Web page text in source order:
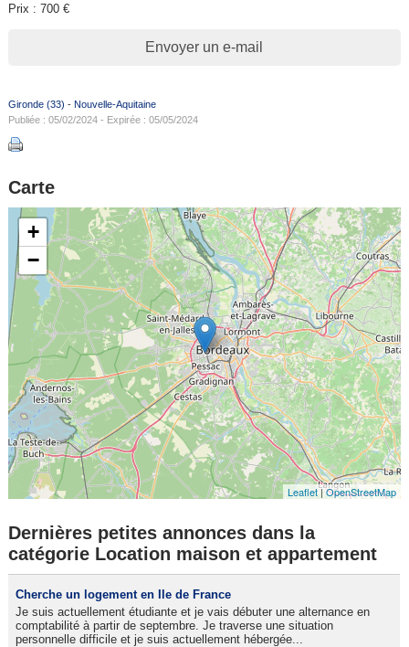
Prix : 700 €
Envoyer un e-mail
Gironde (33) - Nouvelle-Aquitaine
Publiée : 05/02/2024 - Expirée : 05/05/2024
Carte
+
−
Leaflet|OpenStreetMap
Dernières petites annonces dans la
catégorie Location maison et appartement
Cherche un logement en Ile de France
Je suis actuellement étudiante et je vais débuter une alternance en
comptabilité à partir de septembre. Je traverse une situation
personnelle difficile et je suis actuellement hébergée...